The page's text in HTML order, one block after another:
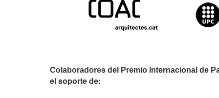
Colaboradores del Premio Internacional de
el soporte de: